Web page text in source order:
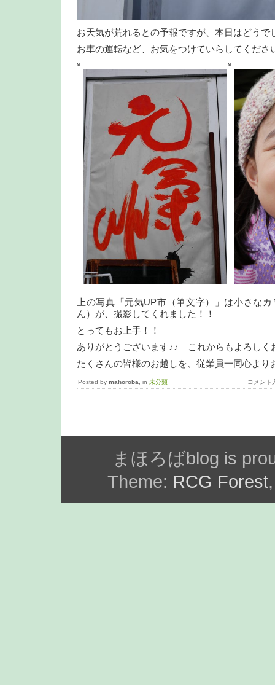
お天気が荒れるとの予報ですが、本日はどうで
お車の運転など、お気をつけていらしてくださ
上の写真「元気UP市（筆文字）」は小さな
ん）が、撮影してくれました！！
とってもお上手！！
ありがとうございます♪♪ これからもよろしく
たくさんの皆様のお越しを、従業員一同心より
Posted by mahoroba , in 未分類 コメント
まほろばblog is
Theme: RCG Forest